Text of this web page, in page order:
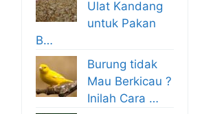
Ulat Kandang
untuk Pakan
B…
Burung tidak
Mau Berkicau ?
Inilah Cara …